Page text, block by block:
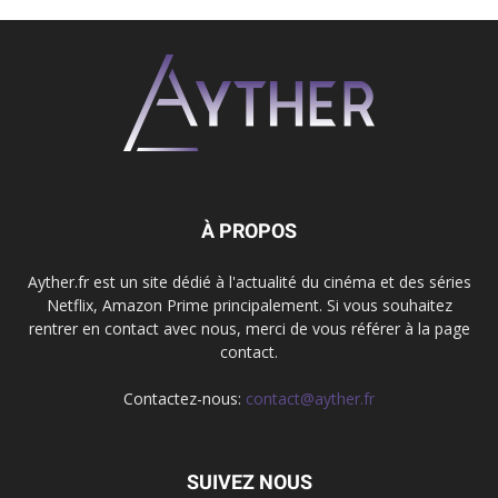
À PROPOS
Ayther.fr est un site dédié à l'actualité du cinéma et des séries
Netflix, Amazon Prime principalement. Si vous souhaitez
rentrer en contact avec nous, merci de vous référer à la page
contact.
Contactez-nous: contact@ayther.fr
SUIVEZ NOUS